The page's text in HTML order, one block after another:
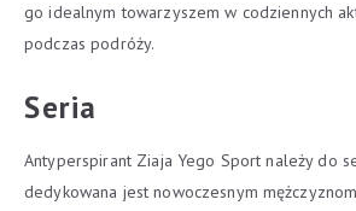
go idealnym towarzyszem w codziennych
podczas podróży.
Seria
Antyperspirant Ziaja Yego Sport należy do
dedykowana jest nowoczesnym